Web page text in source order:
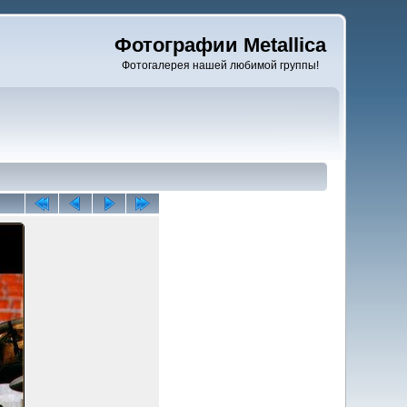
Фотографии Metallica
Фотогалерея нашей любимой группы!